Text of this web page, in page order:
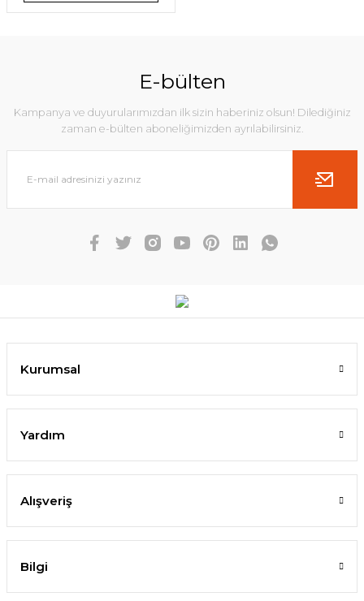
E-bülten
Kampanya ve duyurularımızdan ilk sizin haberiniz olsun! Dilediğiniz
zaman e-bülten aboneliğimizden ayrılabilirsiniz.
Kurumsal
Yardım
Alışveriş
Bilgi